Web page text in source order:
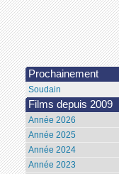
Prochainement
Soudain
Films depuis 2009
Année 2026
Année 2025
Année 2024
Année 2023